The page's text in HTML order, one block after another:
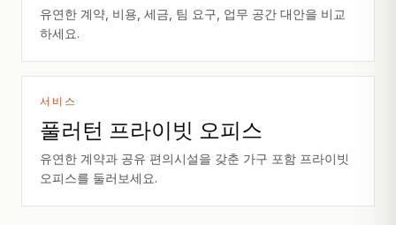
유연한 계약, 비용, 세금, 팀 요구, 업무 공간 대안을 비교
하세요.
서비스
풀러턴 프라이빗 오피스
유연한 계약과 공유 편의시설을 갖춘 가구 포함 프라이빗
오피스를 둘러보세요.